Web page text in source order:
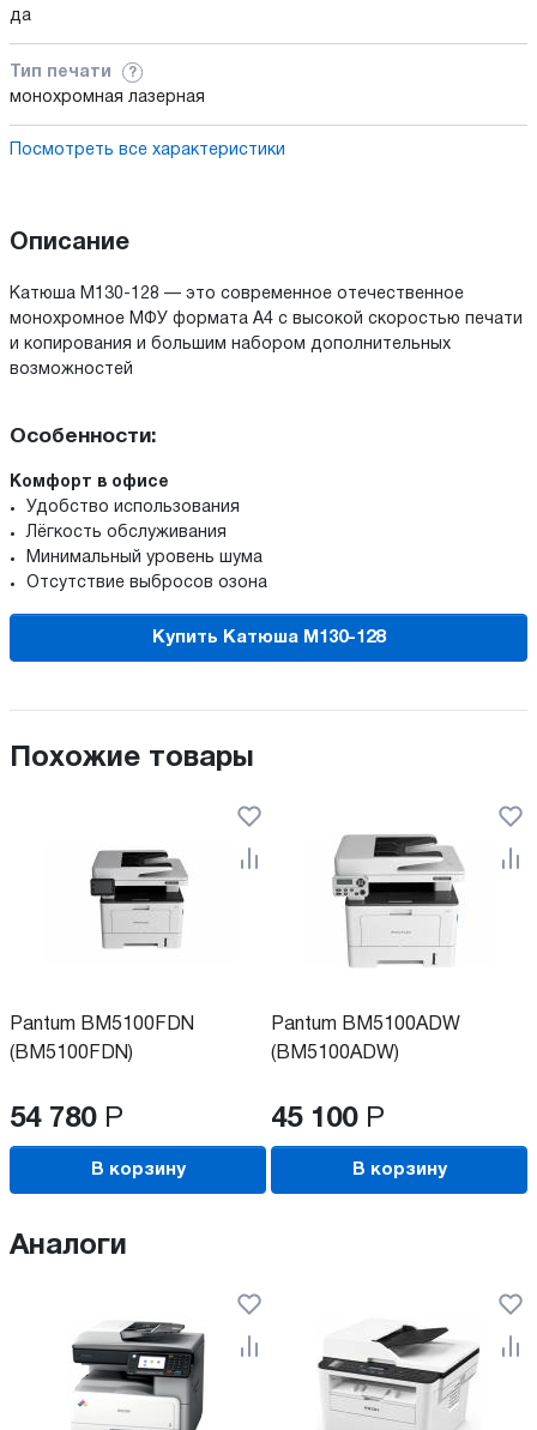
да
Тип печати ?
монохромная лазерная
Посмотреть все характеристики
Описание
Катюша М130-128 — это современное отечественное
монохромное МФУ формата А4 с высокой скоростью печати
и копирования и большим набором дополнительных
возможностей
Особенности:
Комфорт в офисе
Удобство использования
Лёгкость обслуживания
Минимальный уровень шума
Отсутствие выбросов озона
Купить Катюша М130-128
Похожие товары
Pantum BM5100FDN
(BM5100FDN)
54 780 Р
В корзину
Pantum BM5100ADW
(BM5100ADW)
45 100 Р
В корзину
Аналоги